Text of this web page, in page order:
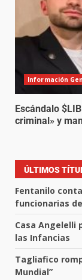
Información
Escándalo
criminal» y
ÚLTIMOS
Fentanilo
funcionarias
Casa Angelelli
las Infancias
Tagliafico
Mundial”